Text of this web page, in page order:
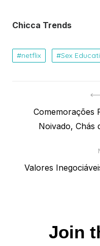
Chicca Trends
netflix Sex
Previous
Comemorações
Noivado, Chás
Next
Valores
Join